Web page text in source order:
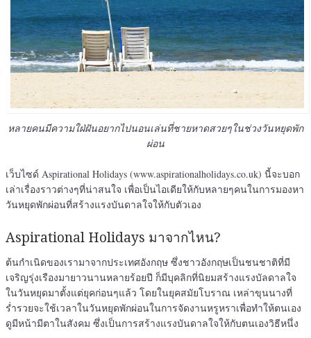
หลายคนมีความใฝ่ฝันอยากไปนอนเล่นที่ชายหาดสวยๆในช่วงวันหยุดพัก
ผ่อน
เว็บไซด์ Aspirational Holidays (www.aspirationalholidays.co.uk) นี้จะบอก
เล่าเรื่องราวต่างๆที่น่าสนใจ เพื่อเป็นไอเดียให้กับหลายๆคนในการมองหา
วันหยุดพักผ่อนที่สร้างแรงบันดาลใจให้กับตัวเอง
Aspirational Holidays มาจากไหน?
ต้นกำเนิดของเรามาจากประเทศอังกฤษ ซึ่งชาวอังกฤษเป็นชนชาติที่มี
เจริญรุ่งเรืองมายาวนานหลายร้อยปี ก็มีบุคลิกที่นิยมสร้างแรงบัลดาลใจ
ในวันหยุดมาตั้งแต่ยุคก่อนๆแล้ว โดยในยุคสมัยโบราณ เหล่าขุนนางที่
ร่ำรวยจะใช้เวลาในวันหยุดพักผ่อนในการจัดงานหรูหราเพื่อทำให้ตนเอง
ดูมีหน้ามีตาในสังคม ซึ่งเป็นการสร้างแรงบันดาลใจให้กับตนเองวิธีหนึ่ง